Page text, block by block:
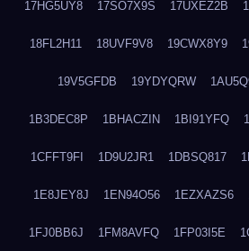
17HG5UY8 17SO7X9S 17UXEZ2B
18FL2H11 18UVF9V8 19CWX8Y9
19V5GFDB 19YDYQRW
1B3DEC8P 1BHACZIN 1BI91YFQ
1CFFT9FI 1D9U2JR1 1DBSQ817
1E8JEY8J 1EN94O56 1EZXAZS6
1FJ0BB6J 1FM8AVFQ 1FP03I5E